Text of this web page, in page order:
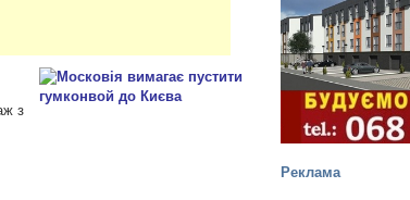
Реклама
з